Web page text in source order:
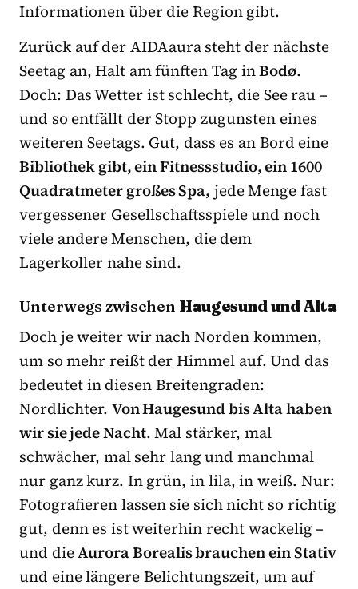
Informationen über die Region gibt.
Zurück auf der AIDAaura steht der nächste
Seetag an, Halt am fünften Tag inBodø.
Doch: Das Wetter ist schlecht, die See rau –
und so entfällt der Stopp zugunsten eines
weiteren Seetags. Gut, dass es an Bord eine
Bibliothek gibt, ein Fitnessstudio, ein 1600
Quadratmeter großes Spa, jede Menge fast
vergessener Gesellschaftsspiele und noch
viele andere Menschen, die dem
Lagerkoller nahe sind.
Unterwegs zwischen Haugesund und Alta
Doch je weiter wir nach Norden kommen,
um so mehr reißt der Himmel auf. Und das
bedeutet in diesen Breitengraden:
Nordlichter. Von Haugesund bis Alta haben
wir sie jede Nacht. Mal stärker, mal
schwächer, mal sehr lang und manchmal
nur ganz kurz. In grün, in lila, in weiß. Nur:
Fotografieren lassen sie sich nicht so richtig
gut, denn es ist weiterhin recht wackelig –
und dieAurora Borealis brauchen ein Stativ
und eine längere Belichtungszeit, um auf